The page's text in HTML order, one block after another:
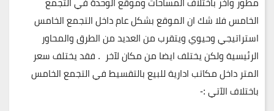
الخامس فلا شك ان الموقع بشكل عام داخل التجمع الخامس
استراتيجي وحيوي ويتقرب من العديد من الطرق والمحاور
الرئيسية ولكن يختلف ايضا من مكان لآخر . فقد يختلف سعر
المتر داخل مكاتب ادارية للبيع بالتقسيطفي التجمع الخامس
باختلاف الآتي :-